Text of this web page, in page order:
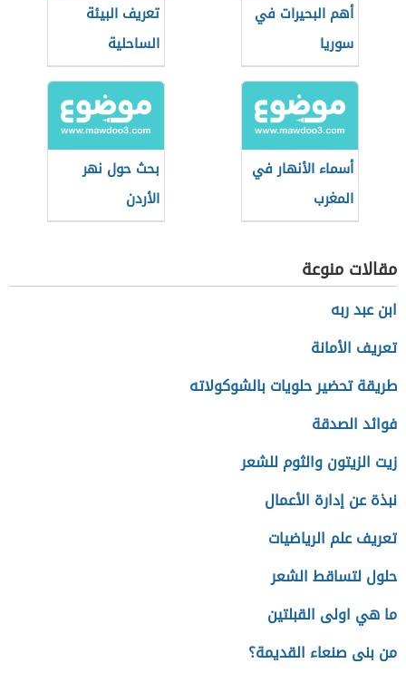
أهم البحيرات في
سوريا
تعريف البيئة
الساحلية
أسماء الأنهار في
المغرب
بحث حول نهر
الأردن
مقالات منوعة
ابن عبد ربه
تعريف الأمانة
طريقة تحضير حلويات بالشوكولاته
فوائد الصدقة
زيت الزيتون والثوم للشعر
نبذة عن إدارة الأعمال
تعريف علم الرياضيات
حلول لتساقط الشعر
ما هي اولى القبلتين
من بنى صنعاء القديمة؟